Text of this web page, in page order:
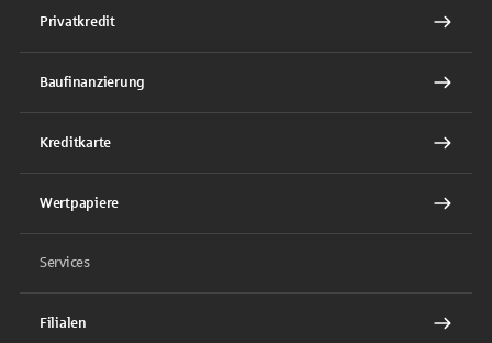
Privatkredit
Baufinanzierung
Kreditkarte
Wertpapiere
Services
Filialen